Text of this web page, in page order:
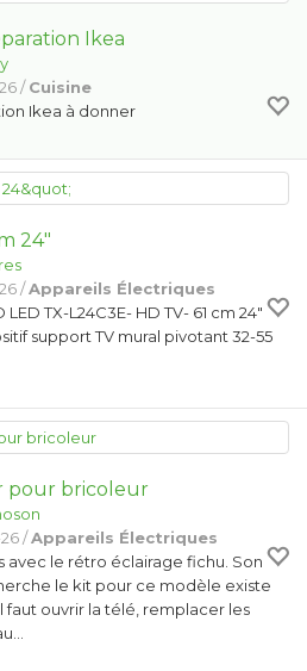
Ikea
/Cuisine
Ikea à donner
24"
/Appareils Électriques
TX-L24C3E- HD TV- 61 cm 24"
support TV mural pivotant 32-55
pour bricoleur
/Appareils Électriques
avec le rétro éclairage fichu. Son
le kit pour ce modèle existe
faut ouvrir la télé, remplacer les